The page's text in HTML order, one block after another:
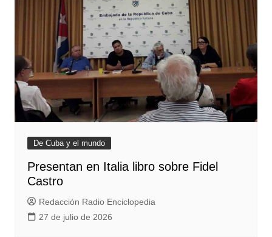
De Cuba y el mundo
Presentan en Italia libro sobre Fidel
Castro
Redacción Radio Enciclopedia
27 de julio de 2026